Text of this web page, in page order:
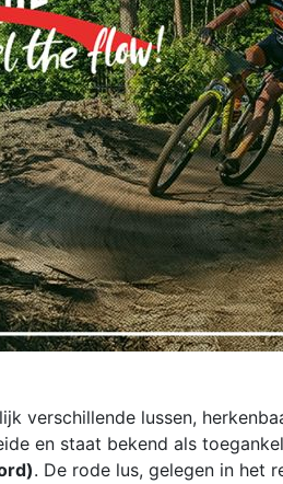
verschillende lussen,
en staat bekend als
. De rode lus, gelegen in het